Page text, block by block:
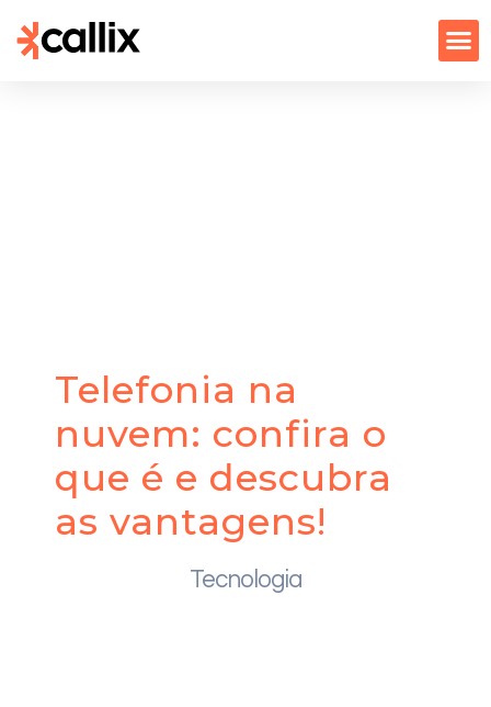
Telefonia na
nuvem: confira o
que é e descubra
as vantagens!
Tecnologia